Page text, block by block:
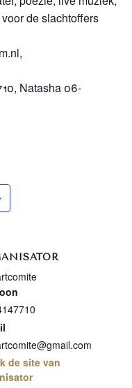
de slachtoffers
Natasha 06-
de site van